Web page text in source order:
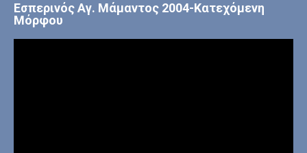
Εσπερινός Αγ. Μάμαντος 2004-Κατεχόμενη
Μόρφου